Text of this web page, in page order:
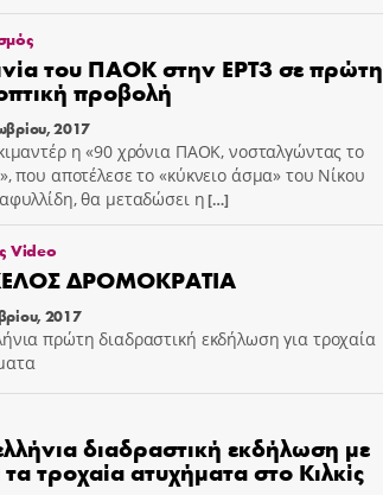
του ΠΑΟΚ στην ΕΡΤ3 σε πρώτη
προβολή
2017
η «90 χρόνια ΠΑΟΚ, νοσταλγώντας το
που αποτέλεσε το «κύκνειο άσμα» του Νίκου
θα μεταδώσει η[…]
Video
ΔΡΟΜΟΚΡΑΤΙΑ
2017
πρώτη διαδραστική εκδήλωση για τροχαία
διαδραστική εκδήλωση με
τροχαία ατυχήματα στο Κιλκίς